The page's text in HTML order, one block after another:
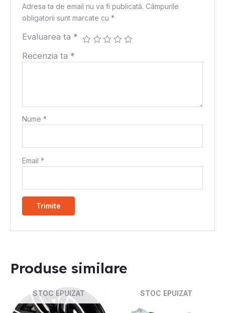
Adresa ta de email nu va fi publicată. Câmpurile
obligatorii sunt marcate cu*
Evaluarea ta *
Recenzia ta *
Nume*
Email*
Produse similare
STOC EPUIZAT STOC EPUIZAT